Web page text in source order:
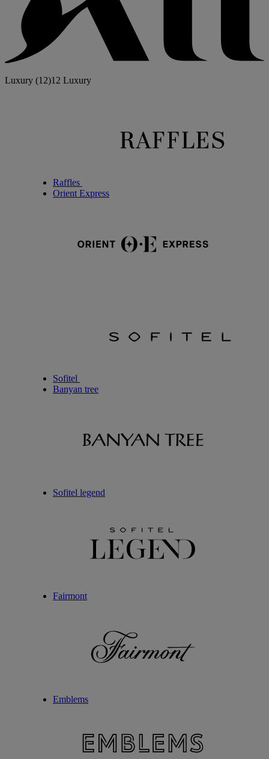
Luxury (12)12 Luxury
Raffles
Orient Express
Sofitel
Banyan tree
Sofitel legend
Fairmont
Emblems